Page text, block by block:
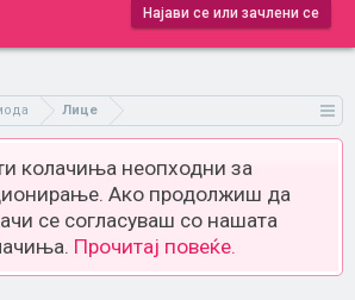
Најави се или зачлени се
Лице
колачиња неопходни за
Ако продолжиш да
се согласуваш со нашата
Прочитај повеќе.